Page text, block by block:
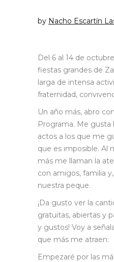
by Nacho Escartín
Del 6 al 14 de
fiestas grandes de
larga de intensa
fraternidad,
Un año más, abro
Programa. Me gusta
actos a los que me
que es imposible. Al
más me llaman la
con amigos, familia
nuestra peque.
¡Da gusto ver la
gratuitas, abiertas y
y gustos! Voy a
que más me atraen:
Empezaré por las